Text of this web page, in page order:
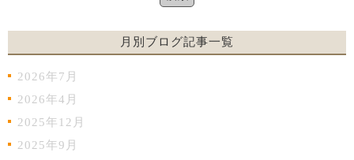
月別ブログ記事一覧
2026年7月
2026年4月
2025年12月
2025年9月